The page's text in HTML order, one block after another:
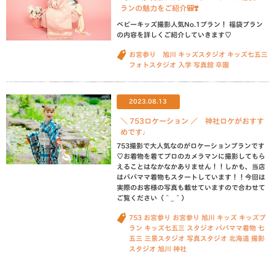
ランの魅力をご紹介🎒❣️
ベビーキッズ撮影人気No.1プラン！ 福袋プラン
の内容を詳しくご紹介していきます♡
お宮参り 旭川 キッズスタジオ キッズ七五三
フォトスタジオ 入学 写真舘 卒園
2023.08.13
＼ 753ロケーション ／ 神社ロケがおすす
めです♩
753撮影で大人気なのがロケーションプランです
♡お着物を着てプロのカメラマンに撮影してもら
えることはなかなかありません！！しかも、当店
はパパママ着物もスタートしています！！今回は
実際のお客様の写真も載せていますので合わせて
ご覧ください（＾_＾）
753 お宮参り お宮参り 旭川 キッズ キッズプ
ラン キッズ七五三 スタジオ パパママ着物 七
五三 三景スタジオ 写真スタジオ 北海道 撮影
スタジオ 旭川 神社